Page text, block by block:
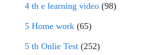
4 th e learning video (98)
5 Home work (65)
5 th Onlie Test (252)